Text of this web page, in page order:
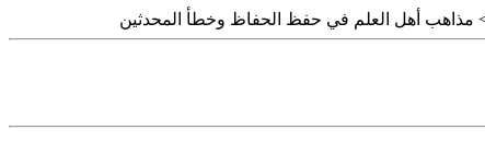
مذاهب أهل العلم في حفظ الحفاظ وخطأ المحدثين